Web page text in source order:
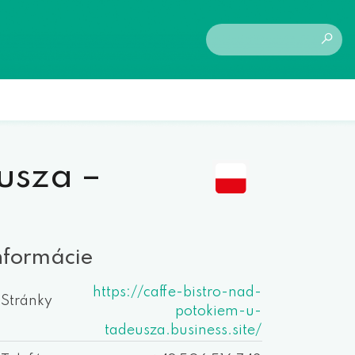
–
Stránky
https://caffe-bistro-nad-
potokiem-u-
tadeusza.business.site/